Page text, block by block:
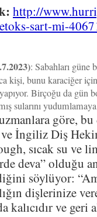
http://
sart-mi-
: Sabahları güne
kişi, bunu karaciğer
Birçoğu da
sularını
göre,
İngiliz Diş
sıcak su ve
deva” olduğu
söylüyor:
dişlerinize
kalıcıdır ve geri